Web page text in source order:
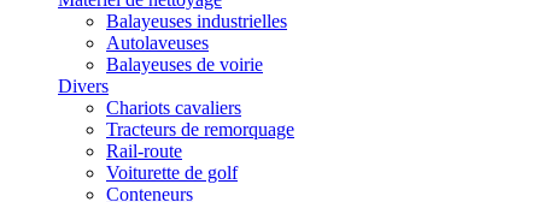
Balayeuses industrielles
Autolaveuses
Balayeuses de voirie
Divers
Chariots cavaliers
Tracteurs de remorquage
Rail-route
Voiturette de golf
Conteneurs